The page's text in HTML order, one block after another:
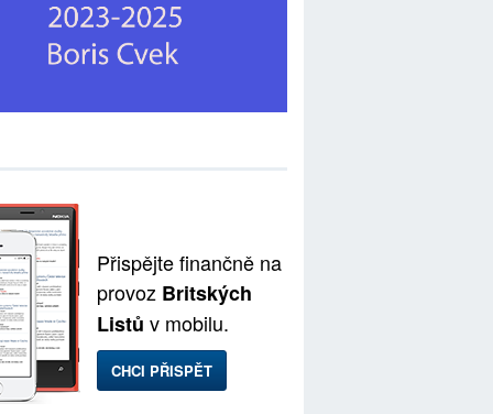
Přispějte finančně na
provoz Britských
Listů v mobilu.
CHCI PŘISPĚT